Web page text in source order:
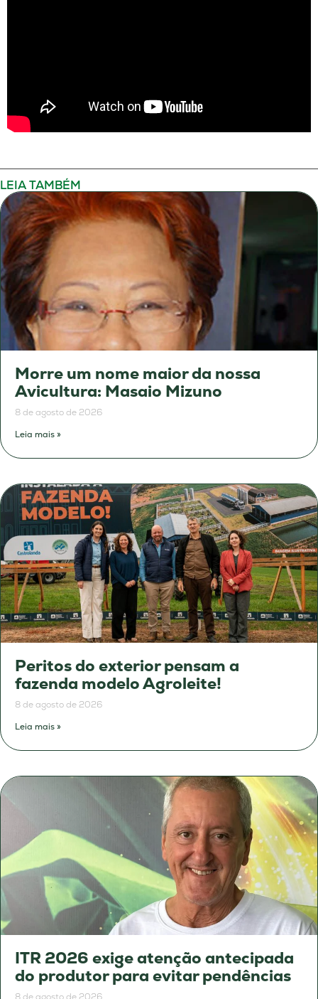
LEIA TAMBÉM
Morre um nome maior da nossa
Avicultura: Masaio Mizuno
8 de agosto de 2026
Leia mais »
Peritos do exterior pensam a
fazenda modelo Agroleite!
8 de agosto de 2026
Leia mais »
ITR 2026 exige atenção antecipada
do produtor para evitar pendências